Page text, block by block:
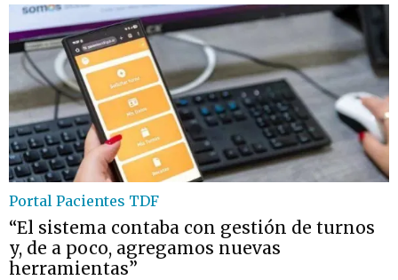
Portal Pacientes TDF
“El sistema contaba con gestión de turnos
y, de a poco, agregamos nuevas
herramientas”